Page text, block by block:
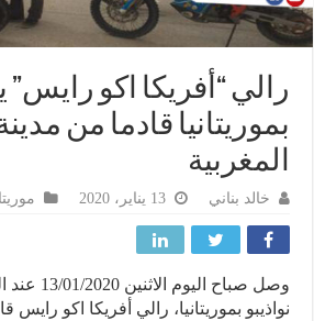
“أفريكا اكو رايس”
قادما من مدينة
خالد بناني موريتانيا
بموريتانيا، رالي أفريكا اكو رايس